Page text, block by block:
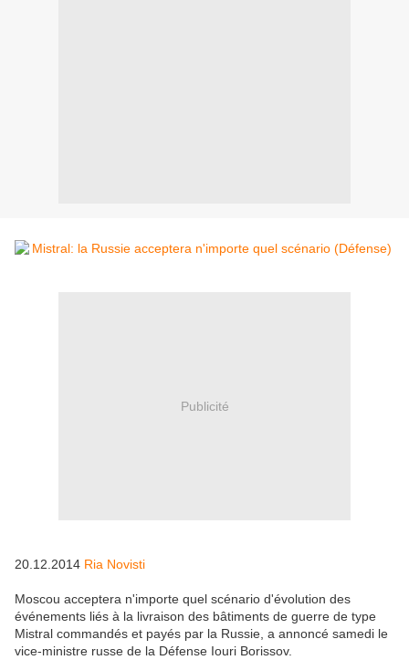
Publicité
20.12.2014 Ria Novisti
Moscou acceptera n'importe quel scénario d'évolution des
événements liés à la livraison des bâtiments de guerre de type
Mistral commandés et payés par la Russie, a annoncé samedi le
vice-ministre russe de la Défense Iouri Borissov.